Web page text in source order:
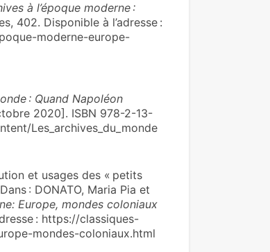
à l’époque moderne :
402. Disponible à l’adresse :
moderne-europe-
: Quand Napoléon
2020]. ISBN 978-2-13-
Les_archives_du_monde
et usages des « petits
: DONATO, Maria Pia et
Europe, mondes coloniaux
: https://classiques-
mondes-coloniaux.html